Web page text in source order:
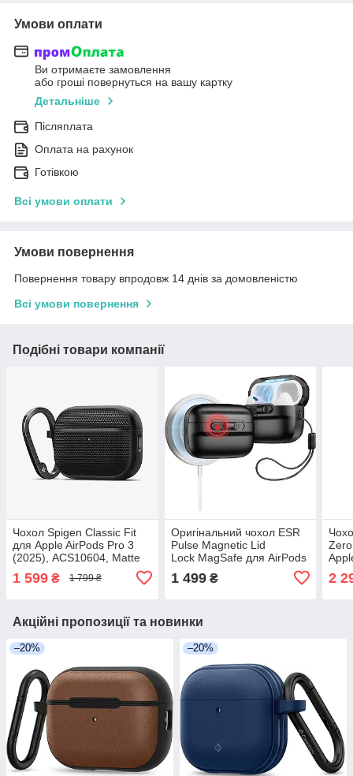
Умови оплати
Ви отримаєте замовлення
або гроші повернуться на вашу картку
Детальніше
Післяплата
Оплата на рахунок
Готівкою
Всі умови оплати
Умови повернення
Повернення товару впродовж 14 днів за домовленістю
Всі умови повернення
Подібні товари компанії
Чохол Spigen Classic Fit
для Apple AirPods Pro 3
(2025), ACS10604, Matte
1 599 ₴ 1 799 ₴
Оригінальний чохол ESR
Pulse Magnetic Lid
Lock MagSafe для AirPods
Pro 2 / 1 (2023/2022/2019)
1 499₴ 2
Акційні пропозиції та новинки
–20% –20%